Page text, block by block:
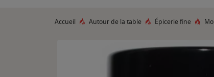
Accueil Autour de la table Épicerie fine